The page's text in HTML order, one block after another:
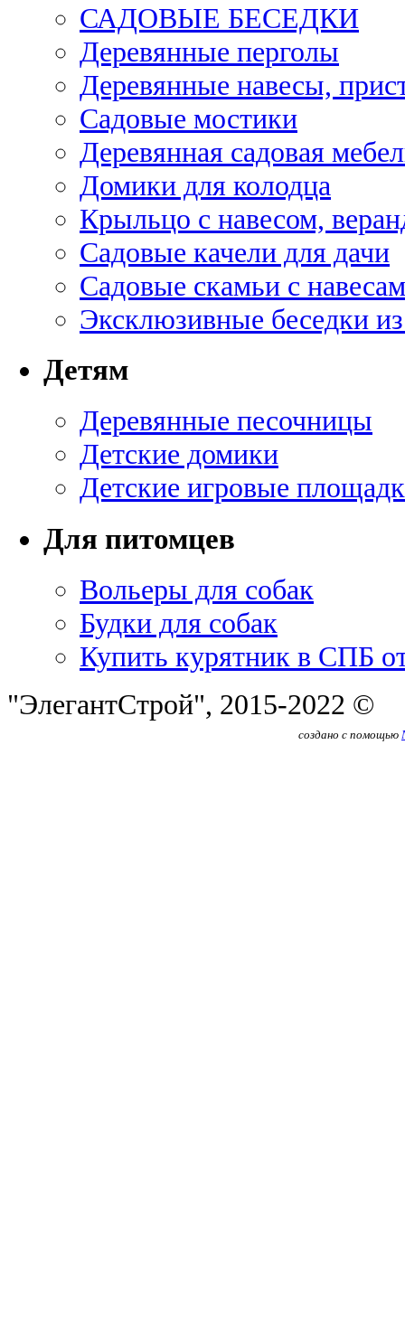
САДОВЫЕ БЕСЕДКИ
Деревянные перголы
Деревянные навесы,
Садовые мостики
Деревянная садовая
Домики для колодца
Крыльцо с навесом,
Садовые качели для дачи
Садовые скамьи с
Эксклюзивные беседки
Детям
Деревянные песочницы
Детские домики
Детские игровые
Для питомцев
Вольеры для собак
Будки для собак
Купить курятник в СПБ
"ЭлегантСтрой", 2015-2022 ©
создано с помощью